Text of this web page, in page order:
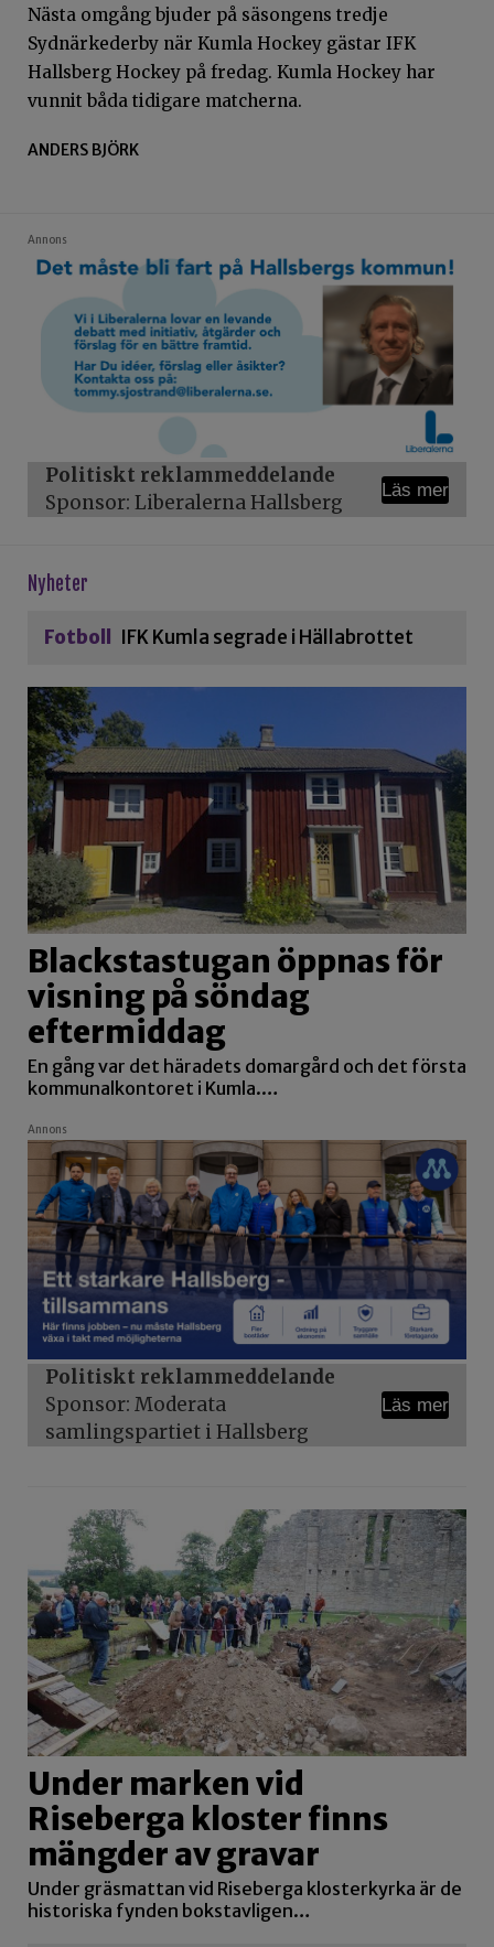
Nästa omgång bjuder på säsongens tredje
Sydnärkederby när Kumla Hockey gästar IFK
Hallsberg Hockey på fredag. Kumla Hockey har
vunnit båda tidigare matcherna.
ANDERS BJÖRK
Annons
Politiskt reklammeddelande
Sponsor: Liberalerna Hallsberg
Läs mer
Nyheter
Fotboll IFK Kumla segrade i Hällabrottet
Blackstastugan öppnas för
visning på söndag
eftermiddag
En gång var det häradets domargård och det första
kommunalkontoret i Kumla.…
Annons
Politiskt reklammeddelande
Sponsor: Moderata
samlingspartiet i Hallsberg
Läs mer
Under marken vid
Riseberga kloster finns
mängder av gravar
Under gräsmattan vid Riseberga klosterkyrka är de
historiska fynden bokstavligen…